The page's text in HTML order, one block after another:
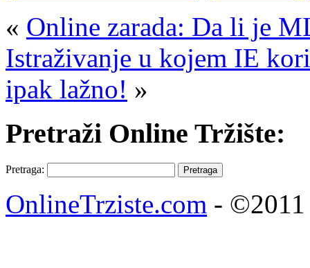
« Online zarada: Da li je
Istraživanje u kojem IE
ipak lažno! »
Pretraži Online Tržište:
Pretraga:
OnlineTrziste.com - ©2011